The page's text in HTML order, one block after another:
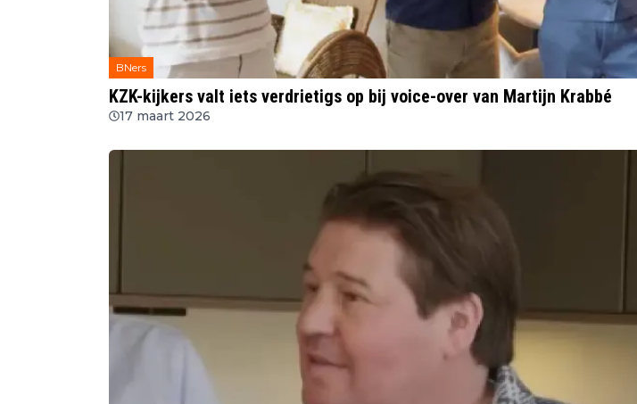
BNers
KZK-kijkers valt iets verdrietigs op bij voice-over van Martijn Krabbé
17 maart 2026